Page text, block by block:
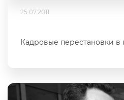
25.07.2011
Кадровые перестановки в